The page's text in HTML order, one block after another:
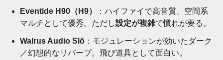
Eventide H90（H9）
：ハイファイで高音質、空間系
マルチとして優秀。ただし設定が複雑で慣れが要る。
Walrus Audio Slö：モジュレーションが効いたダーク
／幻想的なリバーブ。飛び道具として面白い。